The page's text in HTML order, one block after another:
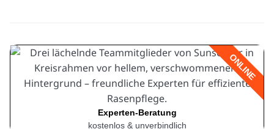
Experten-Beratung
kostenlos & unverbindlich
ONLINE